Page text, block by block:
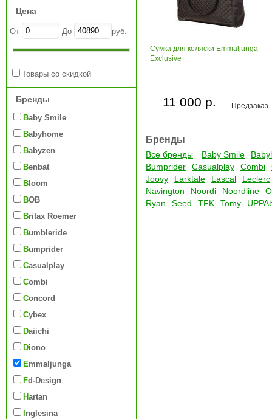
Цена
От До руб.
Товары со скидкой
Бренды
Baby Smile
Babyhome
Babyzen
Benbat
Bloom
BOB
Britax Roemer
Bumbleride
Bumprider
Casualplay
Combi
Concord
Cybex
Daiichi
Diono
Emmaljunga
Fd-Design
Hartan
Inglesina
Сумка для коляски Emmaljunga
Exclusive
Предзаказ
11 000 р.
Бренды
Все бренды Baby Smile
Bumprider
Casualplay Combi
Joovy
Larktale Lascal
Leclerc
Navington
Noordi Noordline
Ryan
Seed TFK Tomy